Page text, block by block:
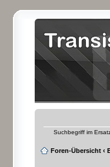
Suchbegriff im
Foren-Übersicht ‹